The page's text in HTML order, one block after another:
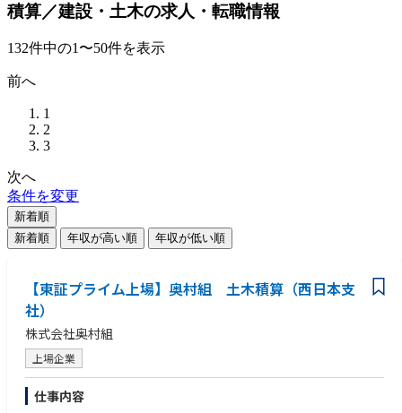
積算／建設・土木の求人・転職情報
132件中の1〜50件を表示
前へ
1
2
3
次へ
条件を変更
新着順
新着順
年収が高い順 年収が低い順
【東証プライム上場】奥村組 土木積算（西日本支
社）
株式会社奥村組
上場企業
仕事内容